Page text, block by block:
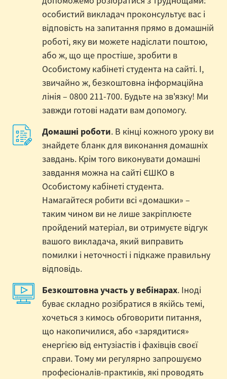
особистий викладач проконсультує вас і
відповість на запитання прямо в домашній
роботі, яку ви можете надіслати поштою,
або ж, що ще простіше, зробити в
Особистому кабінеті студента на сайті. І,
звичайно ж, безкоштовна інформаційна
лінія – 0800 211-700. Будьте на зв'язку! Ми
завжди готові надати вам допомогу.
Домашні роботи. В кінці кожного уроку ви
знайдете бланк для виконання домашніх
завдань. Крім того виконувати домашні
завдання можна на сайті ЄШКО в
Особистому кабінеті студента.
Намагайтеся робити всі «домашки» –
таким чином ви не лише закріплюєте
пройдений матеріал, ви отримуєте відгук
вашого викладача, який виправить
помилки і неточності і підкаже правильну
відповідь.
Безкоштовна участь у вебінарах. Іноді
буває складно розібратися в якійсь темі,
хочеться з кимось обговорити питання,
що накопичилися, або «зарядитися»
енергією від ентузіастів і фахівців своєї
справи. Тому ми регулярно запрошуємо
професіоналів-практиків, які проводять